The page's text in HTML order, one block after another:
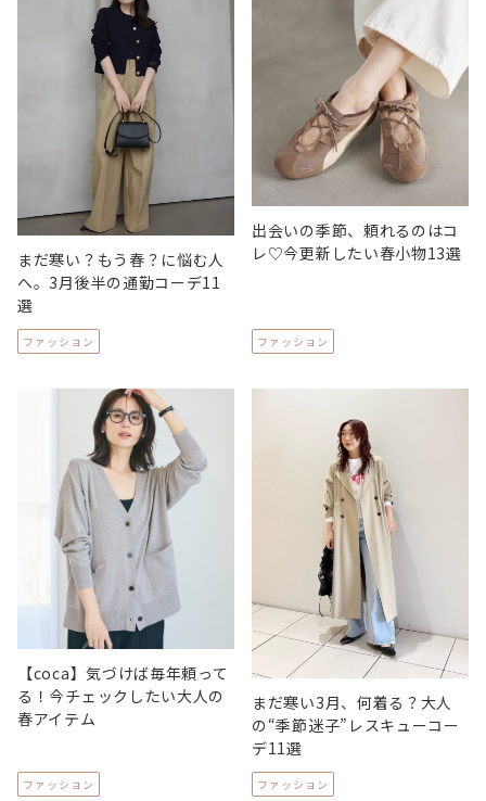
まだ寒い？もう春？に悩む人
へ。3月後半の通勤コーデ11
選
ファッション
出会いの季節、頼れるのはコ
レ♡今更新したい春小物13選
ファッション
【coca】気づけば毎年頼って
る！今チェックしたい大人の
春アイテム
ファッション
まだ寒い3月、何着る？大人
の“季節迷子”レスキューコー
デ11選
ファッション